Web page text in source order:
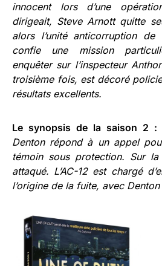
innocent lors d’une
dirigeait, Steve Arnott quitte
alors l’unité anticorruption
confie une mission
enquêter sur l’inspecteur
troisième fois, est décoré
résultats excellents.
Le synopsis de la saison 2 :
Denton répond à un appel
témoin sous protection. Sur
attaqué. L’AC-12 est chargé
l’origine de la fuite, avec